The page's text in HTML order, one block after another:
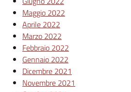
Maggio 2022
Aprile 2022
Marzo 2022
Febbraio 2022
Gennaio 2022
Dicembre 2021
Novembre 2021